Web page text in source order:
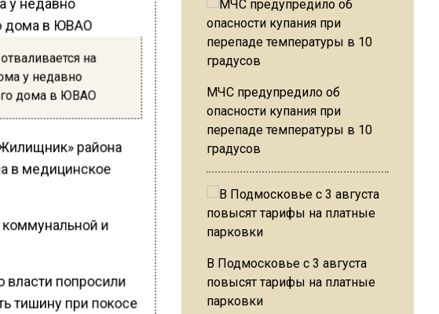
на
у недавно
дома в ЮВАО
района
в медицинское
и
власти попросили
тишину при покосе
МЧС предупредило об
опасности купания при
перепаде температуры в 10
градусов
В Подмосковье с 3 августа
повысят тарифы на платные
парковки